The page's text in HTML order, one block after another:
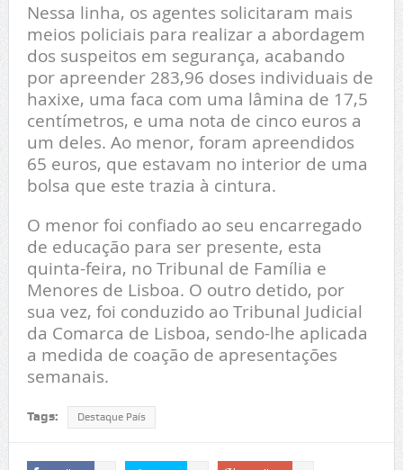
Nessa linha, os agentes solicitaram mais
meios policiais para realizar a abordagem
dos suspeitos em segurança, acabando
por apreender 283,96 doses individuais de
haxixe, uma faca com uma lâmina de 17,5
centímetros, e uma nota de cinco euros a
um deles. Ao menor, foram apreendidos
65 euros, que estavam no interior de uma
bolsa que este trazia à cintura.
O menor foi confiado ao seu encarregado
de educação para ser presente, esta
quinta-feira, no Tribunal de Família e
Menores de Lisboa. O outro detido, por
sua vez, foi conduzido ao Tribunal Judicial
da Comarca de Lisboa, sendo-lhe aplicada
a medida de coação de apresentações
semanais.
Tags: Destaque País